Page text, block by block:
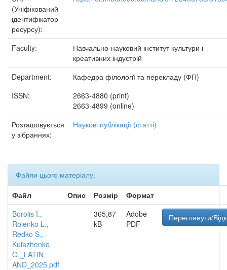
(Уніфікований
ідентифікатор
ресурсу):
Faculty:
Навчально-науковий інститут культури і
креативних індустрій
Department:
Кафедра філології та перекладу (ФП)
ISSN:
2663-4880 (print)
2663-4899 (online)
Розташовується
у зібраннях:
Наукові публікації (статті)
Файли цього матеріалу:
Файл
Опис Розмір
Формат
Borolis I.,
Roienko L.,
Redko S.,
Kulazhenko
O._LATIN
AND_2025.pdf
365,87
kB
Adobe
PDF
Переглянути/